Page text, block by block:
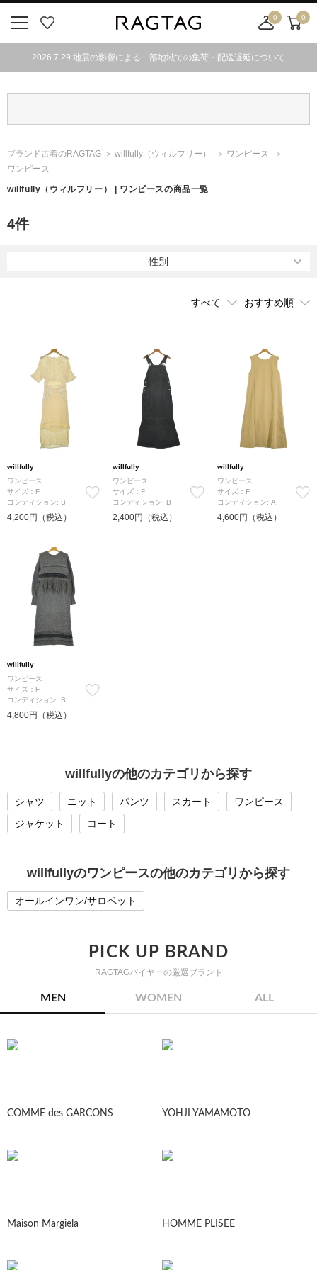
気
0
舗
カ
ト
0
2026.7.29 地震の影響による一部地域での集荷・配送遅延について
ブランド古着のRAGTAG willfully （ウィルフリー）
ワンピース
ワンピース
willfully （ウィルフリー） | ワンピースの商品一覧
4件
性別
willfully
ワンピース
サイズ：F
コンディション: B
4,200円（税込）
willfully
ワンピース
サイズ：F
コンディション: B
2,400円（税込）
willfully
ワンピース
サイズ：F
コンディション: A
4,600円（税込）
willfully
ワンピース
サイズ：F
コンディション: B
4,800円（税込）
willfullyの他のカテゴリから探す
シャツ ニット パンツ スカート
ワンピース
ジャケット
コート
willfullyのワンピースの他のカテゴリから探す
オールインワン/サロペット
PICK UP BRAND
RAGTAGバイヤーの厳選ブランド
MEN WOMEN ALL
COMME des GARCONS YOHJI YAMAMOTO
Maison Margiela HOMME PLISEE